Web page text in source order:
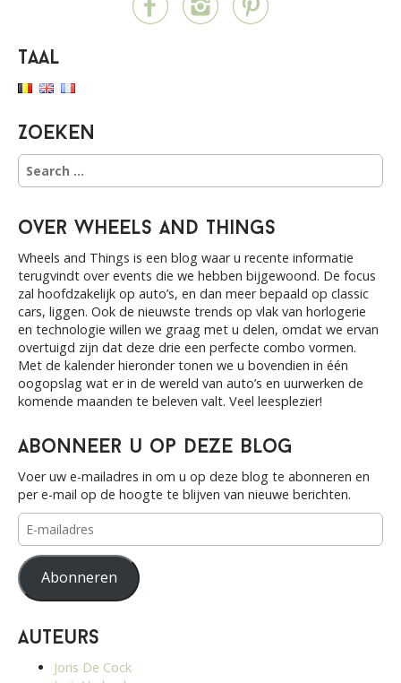
i
g
t
i
o
Taal
Zoeken
S
c
h
f
over Wheels and Things
Wheels and Things is een blog waar u recente informatie
terugvindt over events die we hebben bijgewoond. De focus
zal hoofdzakelijk op auto’s, en dan meer bepaald op classic
cars, liggen. Ook de nieuwste trends op vlak van horlogerie
en technologie willen we graag met u delen, omdat we ervan
overtuigd zijn dat deze drie een perfecte combo vormen.
Met de kalender hieronder tonen we u bovendien in één
oogopslag wat er in de wereld van auto’s en uurwerken de
komende maanden te beleven valt. Veel leesplezier!
Abonneer u op deze blog
Voer uw e-mailadres in om u op deze blog te abonneren en
per e-mail op de hoogte te blijven van nieuwe berichten.
E-
mailadres
Abonneren
Auteurs
Joris De Cock